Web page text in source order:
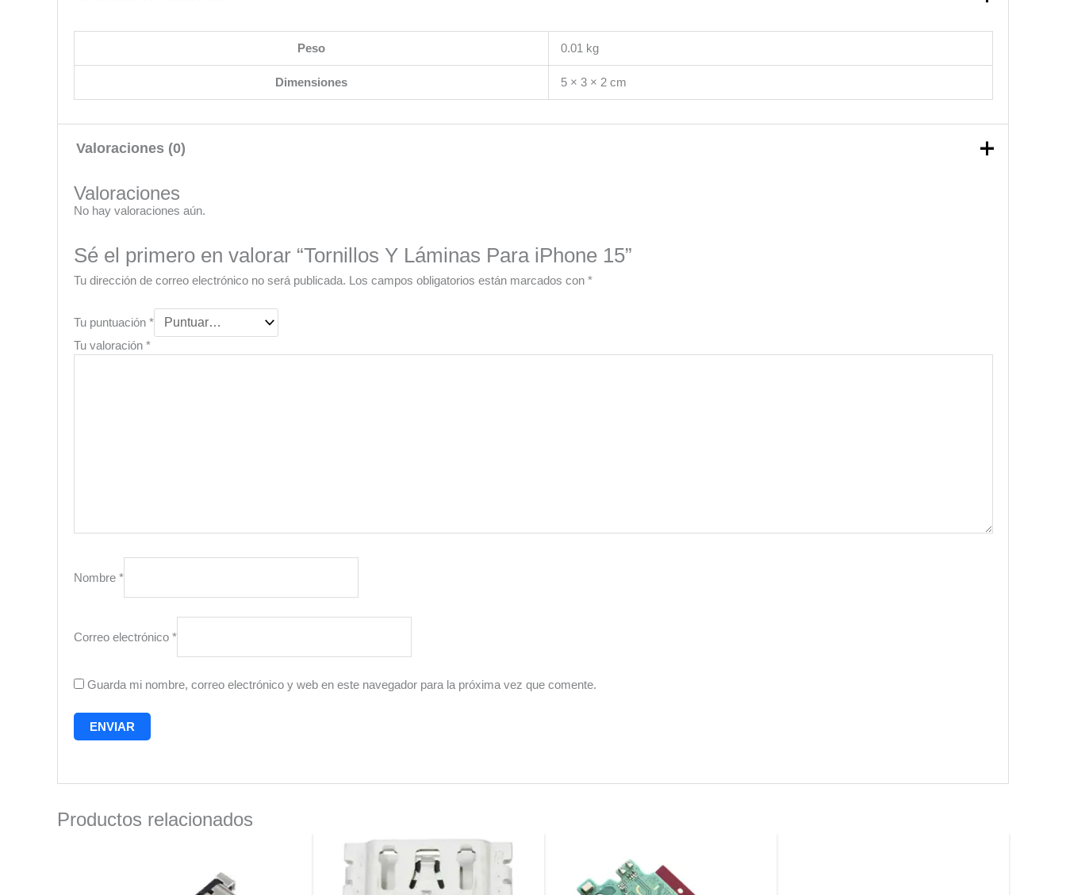
Peso 0.01 kg
Dimensiones 5 × 3 × 2 cm
Valoraciones (0)
Valoraciones
No hay valoraciones aún.
Sé el primero en valorar “Tornillos Y Láminas Para iPhone 15”
Tu dirección de correo electrónico no será publicada. Los campos obligatorios están marcados con *
Tu puntuación *
Tu valoración *
Nombre *
Correo electrónico *
Guarda mi nombre, correo electrónico y web en este navegador para la próxima vez que comente.
Productos relacionados